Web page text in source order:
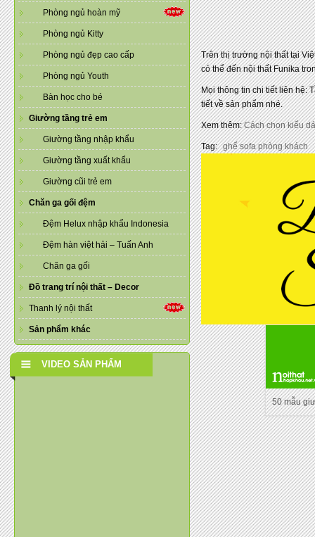
Phòng ngủ hoàn mỹ
Phòng ngủ Kitty
Phòng ngủ đẹp cao cấp
Phòng ngủ Youth
Bàn học cho bé
Giường tầng trẻ em
Giường tầng nhập khẩu
Giường tầng xuất khẩu
Giường cũi trẻ em
Chăn ga gối đệm
Đệm Helux nhập khẩu Indonesia
Đệm hàn việt hải – Tuấn Anh
Chăn ga gối
Đồ trang trí nội thất – Decor
Thanh lý nội thất
Sản phẩm khác
VIDEO SẢN PHẨM
Trên thị trường nội thất tại
có thể đến nội thất Funika
Mọi thông tin chi tiết liên hệ:
tiết về sản phẩm nhé.
Xem thêm:Cách chọn kiểu
Tag: ghế sofa phòng khách
50 mẫu